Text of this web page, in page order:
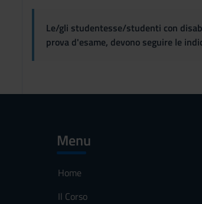
Le/gli studentesse/studenti con
prova d'esame, devono seguire le
Menu
Home
Il Corso